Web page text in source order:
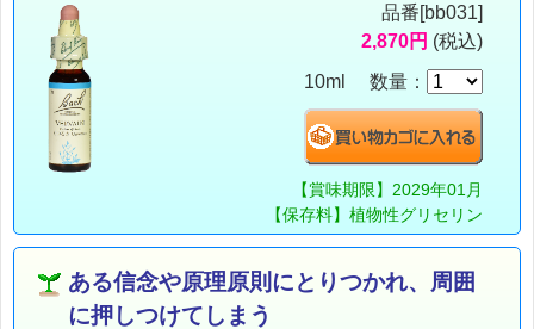
品番[bb031]
2,870円 (税込)
10ml 数量：
【賞味期限】2029年01月
【保存料】植物性グリセリン
ある信念や原理原則にとりつかれ、周囲
に押しつけてしまう